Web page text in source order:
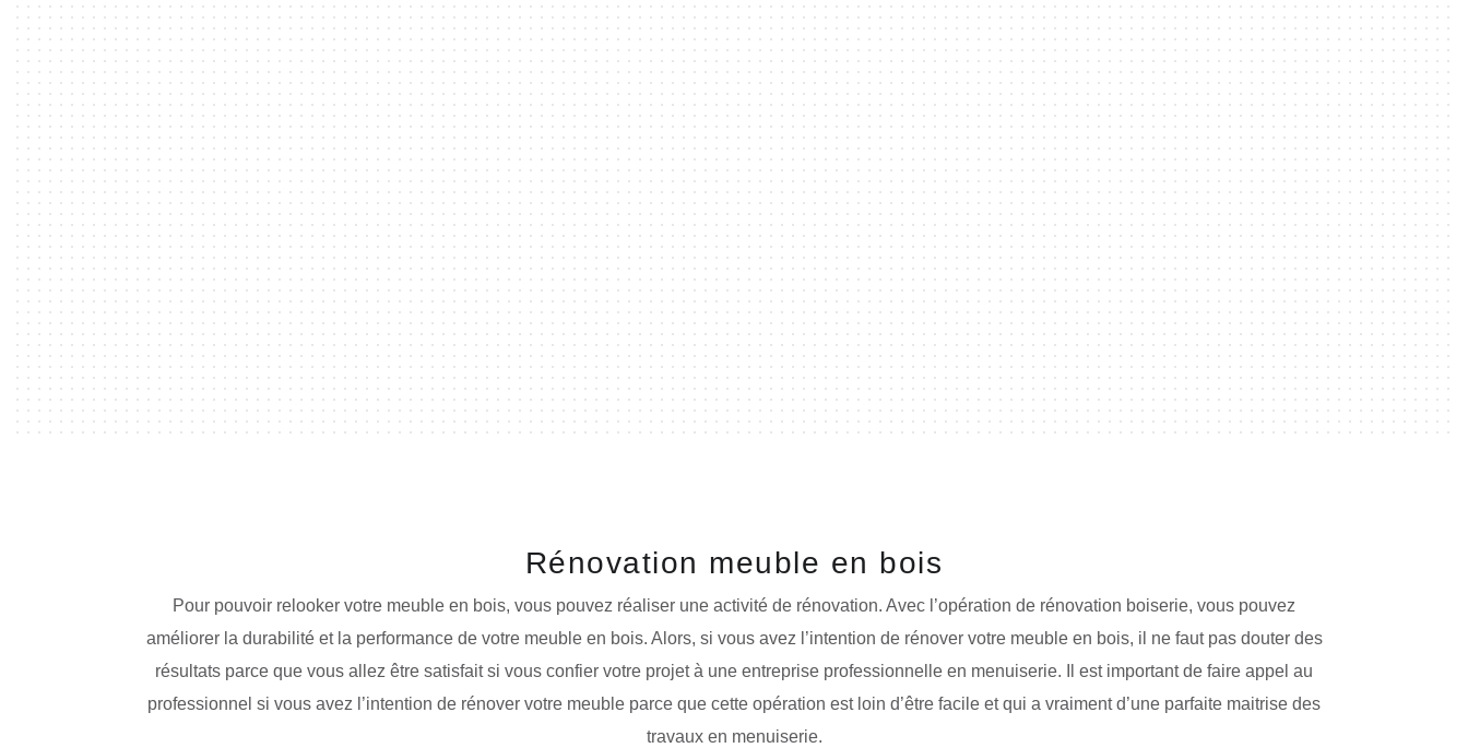
Rénovation meuble en bois
Pour pouvoir relooker votre meuble en bois, vous pouvez réaliser une activité de rénovation. Avec l’opération de rénovation boiserie, vous pouvez
améliorer la durabilité et la performance de votre meuble en bois. Alors, si vous avez l’intention de rénover votre meuble en bois, il ne faut pas douter des
résultats parce que vous allez être satisfait si vous confier votre projet à une entreprise professionnelle en menuiserie. Il est important de faire appel au
professionnel si vous avez l’intention de rénover votre meuble parce que cette opération est loin d’être facile et qui a vraiment d’une parfaite maitrise des
travaux en menuiserie.